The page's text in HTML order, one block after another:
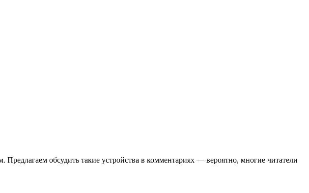
обсудить такие устройства в комментариях — вероятно, многие читатели